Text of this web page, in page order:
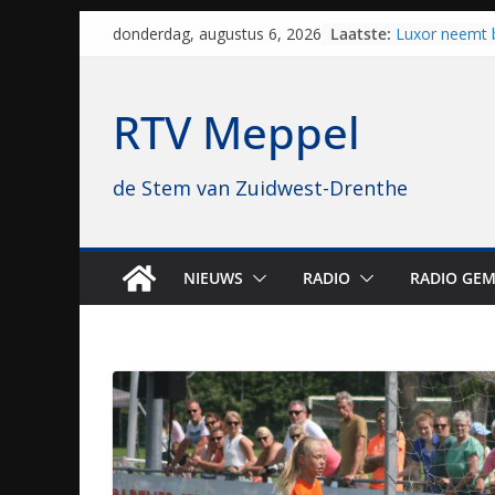
donderdag, augustus 6, 2026 Laatste: Luxor neemt
van vissport:
regio is goed
Al dertig jaar
RTV Meppel
de Stem van Zuidwest-Drenthe
NIEUWS RADIO RADIO